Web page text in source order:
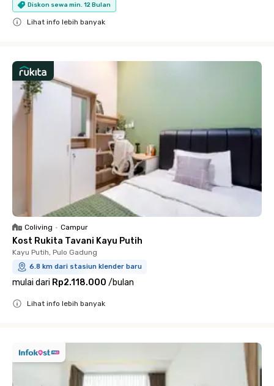
Diskon sewa min. 12 Bulan
Lihat info lebih banyak
Coliving • Campur
Kost Rukita Tavani Kayu Putih
Kayu Putih, Pulo Gadung
6.8 km dari stasiun klender baru
mulai dari Rp2.118.000 /bulan
Lihat info lebih banyak